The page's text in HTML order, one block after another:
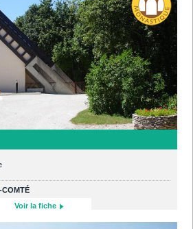
COMTÉ
Voir la fiche